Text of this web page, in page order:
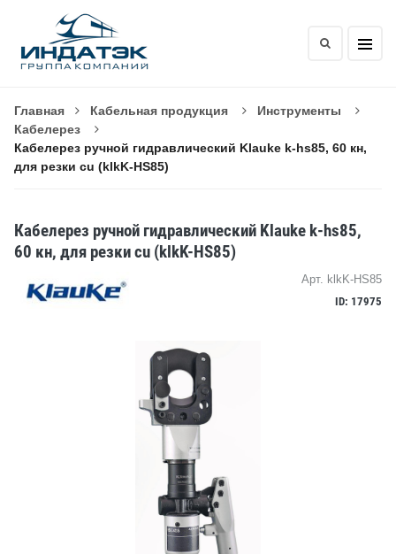
Главная Кабельная продукция
Инструменты
Кабелерез
Кабелерез ручной гидравлический Klauke k-hs85, 60 кн,
для резки cu (klkK-HS85)
Кабелерез ручной гидравлический Klauke k-hs85,
60 кн, для резки cu (klkK-HS85)
Арт. klkK-HS85
ID: 17975